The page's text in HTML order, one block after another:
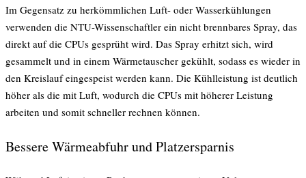
Im Gegensatz zu herkömmlichen Luft- oder Wasserkühlungen
verwenden die NTU-Wissenschaftler ein nicht brennbares Spray, das
direkt auf die CPUs gesprüht wird. Das Spray erhitzt sich, wird
gesammelt und in einem Wärmetauscher gekühlt, sodass es wieder in
den Kreislauf eingespeist werden kann. Die Kühlleistung ist deutlich
höher als die mit Luft, wodurch die CPUs mit höherer Leistung
arbeiten und somit schneller rechnen können.
Bessere Wärmeabfuhr und Platzersparnis